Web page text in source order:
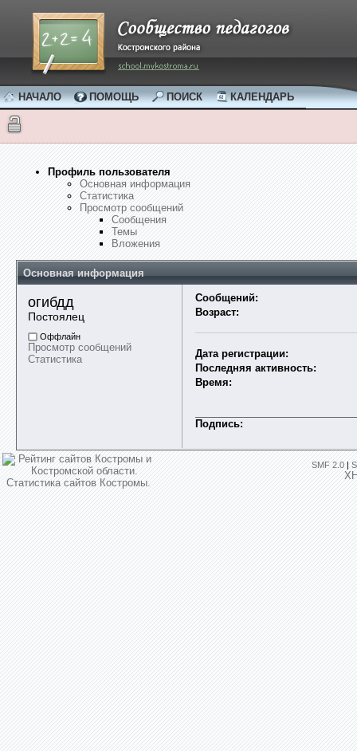
НАЧАЛО ПОМОЩЬ ПОИСК КАЛЕНДАРЬ
Профиль пользователя
Основная информация
Статистика
Просмотр сообщений
Сообщения
Темы
Вложения
Основная информация
огибдд
Постоялец
Оффлайн
Просмотр сообщений
Статистика
Сообщений:
Возраст:
Дата регистрации:
Последняя активность:
Время:
Подпись:
SMF 2.0 |